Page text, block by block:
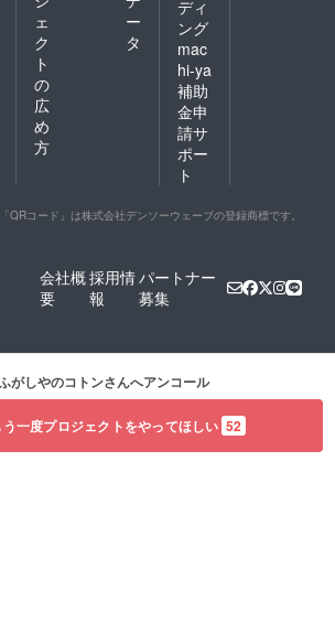
ェ
ク
ト
の
広
め
方
ー
タ
ディ
ング
mac
hi-ya
補助
金申
請サ
ポー
ト
「QRコード」は株式会社デンソーウェーブの登録商標です。
会社概
要
採用情
報
パートナー
募集
がしやのコトンさんへアンコール
う一度プロジェクトをやってほしい 52